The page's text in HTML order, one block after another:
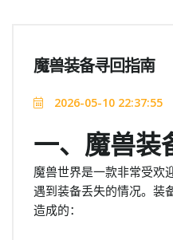
魔兽装备寻回指南
2026-05-10 22:37:55
一、魔兽装
魔兽世界是一款非常受欢
遇到装备丢失的情况。装
造成的：